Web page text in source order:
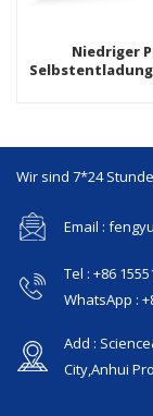
Niedriger
Wir sind 7*24
Email :
Tel : +86
WhatsApp :
Add :
City,Anhui